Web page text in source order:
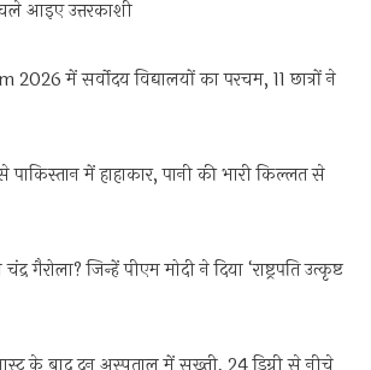
आइए उत्तरकाशी
में सर्वोदय विद्यालयों का परचम, 11 छात्रों ने
पाकिस्तान में हाहाकार, पानी की भारी किल्लत से
गैरोला? जिन्हें पीएम मोदी ने दिया ‘राष्ट्रपति उत्कृष्ट